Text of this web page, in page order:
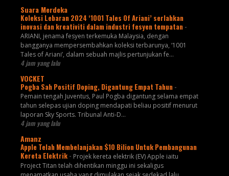
Suara Merdeka
Koleksi Lebaran 2024 ‘1001 Tales Of Ariani’ serlahkan
inovasi dan kreativiti dalam industri fesyen tempatan -
ARIANI, jenama fesyen terkemuka Malaysia, dengan
bangganya mempersembahkan koleksi terbarunya, ‘1001
Tales of Ariani’, dalam sebuah majlis pertunjukan fe...
4 jam yang lalu
VOCKET
Pogba Sah Positif Doping, Digantung Empat Tahun -
Pemain tengah Juventus, Paul Pogba digantung selama empat
tahun selepas ujian doping mendapati beliau positif menurut
laporan Sky Sports. Tribunal Anti-D...
4 jam yang lalu
Amanz
Apple Telah Membelanjakan $10 Bilion Untuk Pembangunan
Kereta Elektrik - Projek kereta elektrik (EV) Apple iaitu
Project Titan telah dihentikan minggu ini sekaligus